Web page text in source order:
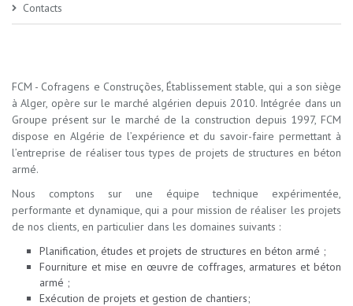
Contacts
FCM - Cofragens e Construções, Établissement stable, qui a son siège
à Alger, opère sur le marché algérien depuis 2010. Intégrée dans un
Groupe présent sur le marché de la construction depuis 1997, FCM
dispose en Algérie de l’expérience et du savoir-faire permettant à
l’entreprise de réaliser tous types de projets de structures en béton
armé.
Nous comptons sur une équipe technique expérimentée,
performante et dynamique, qui a pour mission de réaliser les projets
de nos clients, en particulier dans les domaines suivants :
Planification, études et projets de structures en béton armé ;
Fourniture et mise en œuvre de coffrages, armatures et béton
armé ;
Exécution de projets et gestion de chantiers;